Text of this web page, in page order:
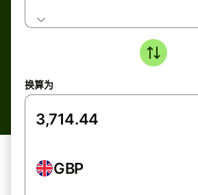
换算为
GBP